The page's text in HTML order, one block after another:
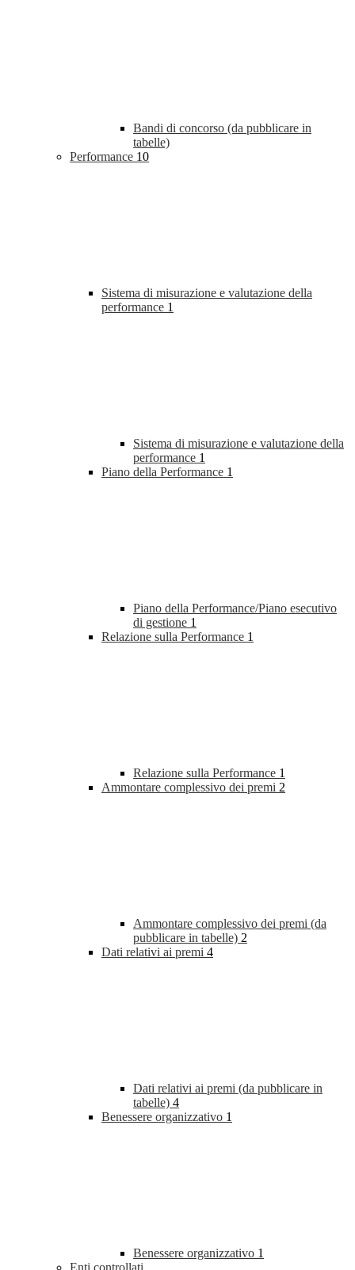
Bandi di concorso (da pubblicare in
tabelle)
Performance 10
Sistema di misurazione e valutazione della
performance 1
Sistema di misurazione e valutazione della
performance 1
Piano della Performance 1
Piano della Performance/Piano esecutivo
di gestione 1
Relazione sulla Performance 1
Relazione sulla Performance 1
Ammontare complessivo dei premi 2
Ammontare complessivo dei premi (da
pubblicare in tabelle) 2
Dati relativi ai premi 4
Dati relativi ai premi (da pubblicare in
tabelle) 4
Benessere organizzativo 1
Benessere organizzativo 1